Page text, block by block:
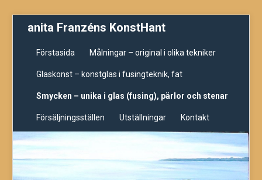
anita Franzéns KonstHant
Förstasida Målningar – original i olika tekniker
Glaskonst – konstglas i fusingteknik, fat
Smycken – unika i glas (fusing), pärlor och stenar
Försäljningsställen Utställningar Kontakt